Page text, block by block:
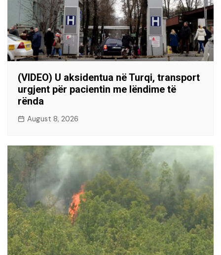
(VIDEO) U aksidentua në Turqi, transport
urgjent për pacientin me lëndime të
rënda
August 8, 2026